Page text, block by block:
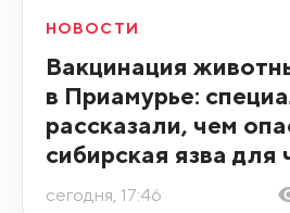
НОВОСТИ
Вакцинация
в Приамурье:
рассказали, чем
сибирская язва для
сегодня, 17:46